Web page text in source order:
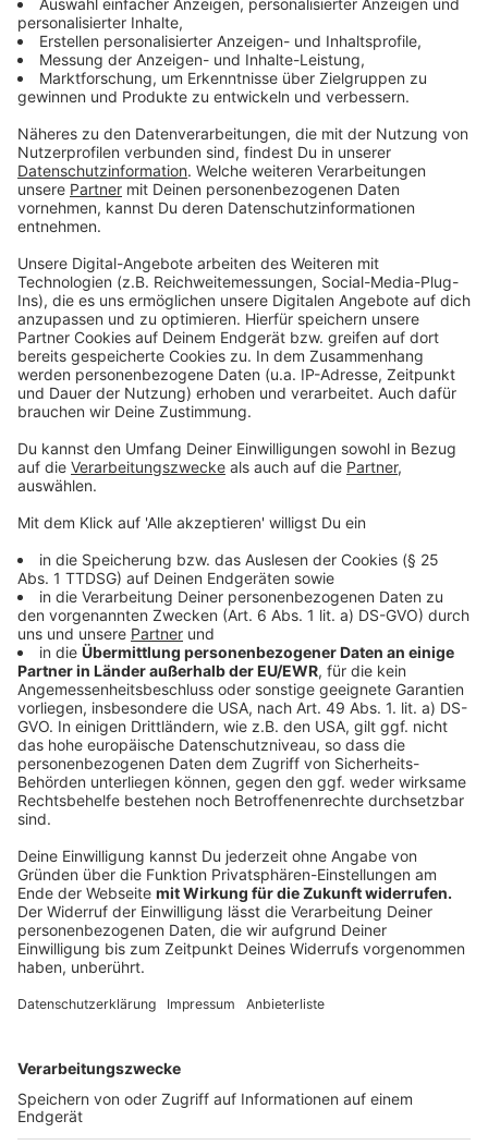
Auch die fünf anderen Stadtteile müssen nicht mehr
lange aufs Glasfasernetz warten: Sukzessive starten
Ausbauarbeiten, so dass bis Ende 2026 auch
Albachten, Gievenbeck, Handorf, Hiltrup und Nienberge
mit der Zukunftsinfrastruktur versorgt sein werden.
Über die Reihenfolge des Ausbaus entscheiden
in den Gebieten, vorliegende Genehmigungen oder
Synergien mit anderen Baustellen.
Anzeige
(v.l.n.r.): Helder Santos, Govanni Bau Münster, Dirk
Slembeck, Leiter Marketing Breitband Kooperationen
Privatkunden Telekom Deutschland, Judith Luig,
Geschäftsführerin Glasfaser Münster, Stadtnetze-
Stadtnetze-Projektleiter André Holzer.
Anzeige
Ruckelfreies Internet
Anzeige
"Ob Home-Office, Video-Streaming oder Gaming: Die
Menschen profitieren von einer leistungsstarken und
stabilen Internetverbindung, die mehrere
datenintensive Anwendungen gleichzeitig ermöglicht",
erläutert Dirk Slembeck von der Telekom
Deutschland. Wer Interesse an einem kostenlosen
Glasfaser-Anschluss hat, kann Produktverträge bei
Stadtwerken, Telekom, 1&1 oder Telefónica
abschließen. Für jede Adresse müssen
Grundstücks- und Gebäudenutzungsvereinbarung
unterzeichnen, die unter
glasfaser-muenster.de
erhältlich ist.